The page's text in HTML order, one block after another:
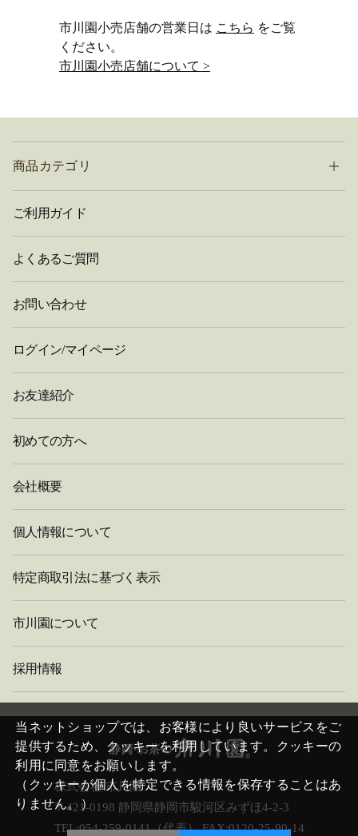
市川園小売店舗の営業日は こちら をご覧
ください。
市川園小売店舗について >
商品カテゴリ
ご利用ガイド
よくあるご質問
お問い合わせ
ログイン/マイページ
お友達紹介
初めての方へ
会社概要
個人情報について
特定商取引法に基づく表示
市川園について
採用情報
株式会社 市川園
〒421-0198 静岡県静岡市駿河区みずほ4-2-3
TEL:054-259-0141（代表） FAX:0120-25-90-14
当ネットショップでは、お客様により良いサービスをご
提供するため、クッキーを利用しています。クッキーの
利用に同意をお願いします。
（クッキーが個人を特定できる情報を保存することはあ
りません。）
閉
じ
る